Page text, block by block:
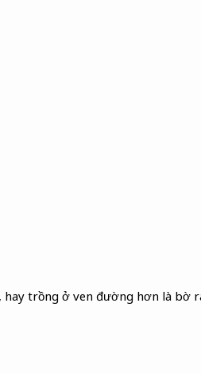
hay trồng ở ven đường hơn là bờ